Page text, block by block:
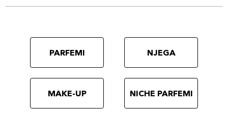
PARFEMI NJEGA
MAKE-UP NICHE PARFEMI